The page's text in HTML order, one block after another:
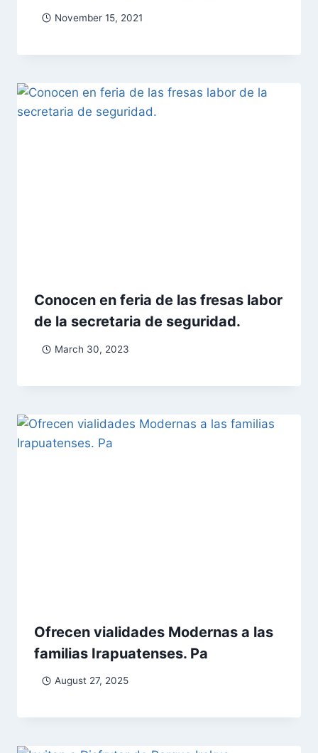
November 15, 2021
Conocen en feria de las fresas labor
de la secretaria de seguridad.
March 30, 2023
Ofrecen vialidades Modernas a las
familias Irapuatenses. Pa
August 27, 2025